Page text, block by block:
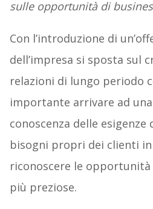
sulle opportunità di
Con l’introduzione di
dell’impresa si sposta sul
relazioni di lungo periodo
importante arrivare ad
conoscenza delle esigenze
bisogni propri dei clienti
riconoscere le
più preziose.